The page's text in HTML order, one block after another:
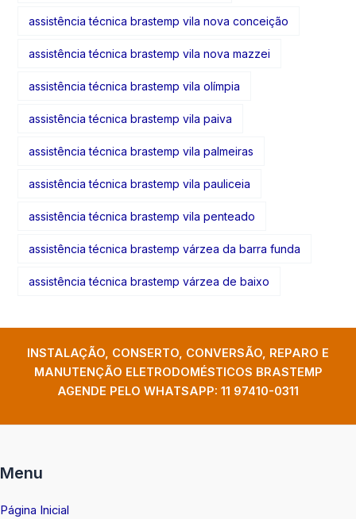
assistência técnica brastemp vila nova conceição
assistência técnica brastemp vila nova mazzei
assistência técnica brastemp vila olímpia
assistência técnica brastemp vila paiva
assistência técnica brastemp vila palmeiras
assistência técnica brastemp vila pauliceia
assistência técnica brastemp vila penteado
assistência técnica brastemp várzea da barra funda
assistência técnica brastemp várzea de baixo
INSTALAÇÃO, CONSERTO, CONVERSÃO, REPARO E
MANUTENÇÃO ELETRODOMÉSTICOS BRASTEMP
AGENDE PELO WHATSAPP: 11 97410-0311
Menu
Página Inicial